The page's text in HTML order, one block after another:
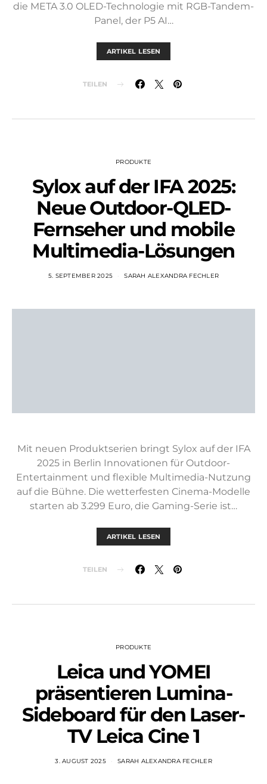
die META 3.0 OLED-Technologie mit RGB-Tandem-
Panel, der P5 AI…
ARTIKEL LESEN
TEILEN
PRODUKTE
Sylox auf der IFA 2025:
Neue Outdoor-QLED-
Fernseher und mobile
Multimedia-Lösungen
5. SEPTEMBER 2025 SARAH ALEXANDRA FECHLER
Mit neuen Produktserien bringt Sylox auf der IFA
2025 in Berlin Innovationen für Outdoor-
Entertainment und flexible Multimedia-Nutzung
auf die Bühne. Die wetterfesten Cinema-Modelle
starten ab 3.299 Euro, die Gaming-Serie ist…
ARTIKEL LESEN
TEILEN
PRODUKTE
Leica und YOMEI
präsentieren Lumina-
Sideboard für den Laser-
TV Leica Cine 1
3. AUGUST 2025 SARAH ALEXANDRA FECHLER